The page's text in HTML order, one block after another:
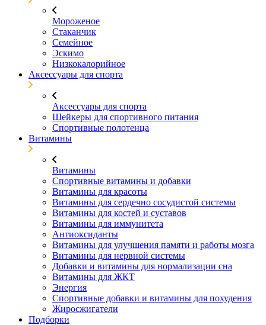
Мороженое
Стаканчик
Семейное
Эскимо
Низкокалорийное
Аксессуары для спорта
Аксессуары для спорта
Шейкеры для спортивного питания
Спортивные полотенца
Витамины
Витамины
Спортивные витамины и добавки
Витамины для красоты
Витамины для сердечно сосудистой системы
Витамины для костей и суставов
Витамины для иммунитета
Антиоксиданты
Витамины для улучшения памяти и работы мозга
Витамины для нервной системы
Добавки и витамины для нормализации сна
Витамины для ЖКТ
Энергия
Спортивные добавки и витамины для похудения
Жиросжигатели
Подборки